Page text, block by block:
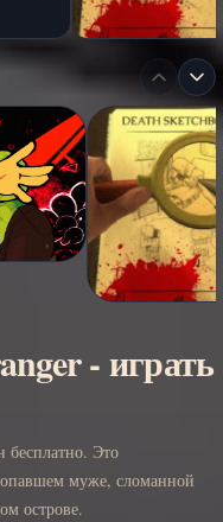
- играть
бесплатно. Это
муже, сломанной
острове.